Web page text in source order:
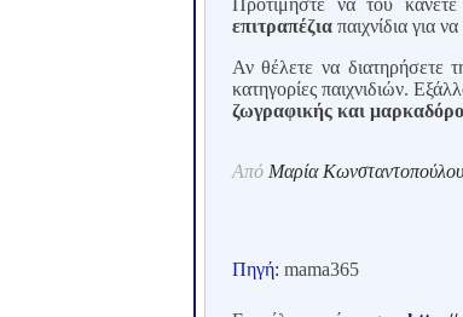
επιτραπέζιαπαιχνίδια για
Αν θέλετε να διατηρήσετε
κατηγορίες παιχνιδιών.
ζωγραφικής και
Από Μαρία Κωνσταντοπούλου
Πηγή: mama365